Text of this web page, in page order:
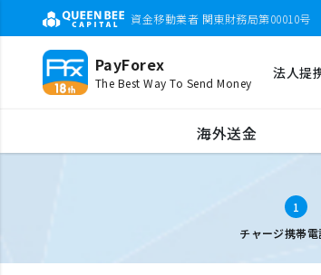
資金移動業者 関東財務局第00010号
PayForex
The Best Way To Send Money
法人提
海外送金
携帯電話番号入力
1
チャージ携帯電